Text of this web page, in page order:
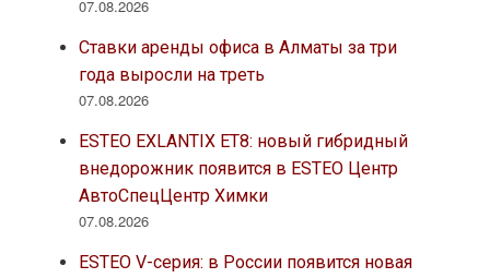
07.08.2026
Ставки аренды офиса в Алматы за три
года выросли на треть
07.08.2026
ESTEO EXLANTIX ET8: новый гибридный
внедорожник появится в ESTEO Центр
АвтоСпецЦентр Химки
07.08.2026
ESTEO V-серия: в России появится новая